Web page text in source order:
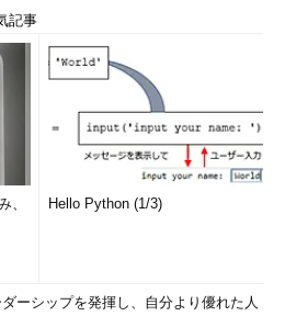
記事
、
Hello Python (1/3)
ーシップを発揮し、自分より優れた人